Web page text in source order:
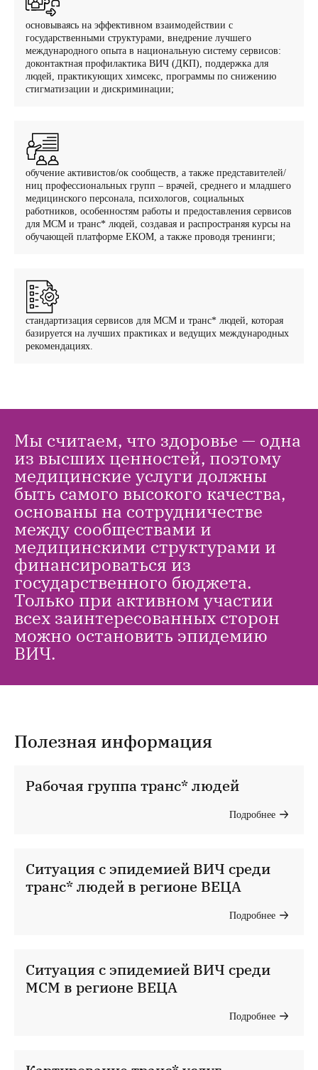
основываясь на эффективном взаимодействии с
государственными структурами, внедрение лучшего
международного опыта в национальную систему сервисов:
доконтактная профилактика ВИЧ (ДКП), поддержка для
людей, практикующих химсекс, программы по снижению
стигматизации и дискриминации;
обучение активистов/ок сообществ, а также представителей/
ниц профессиональных групп – врачей, среднего и младшего
медицинского персонала, психологов, социальных
работников, особенностям работы и предоставления сервисов
для МСМ и транс* людей, создавая и распространяя курсы на
обучающей платформе ЕКОМ, а также проводя тренинги;
стандартизация сервисов для МСМ и транс* людей, которая
базируется на лучших практиках и ведущих международных
рекомендациях.
Мы считаем, что здоровье — одна
из высших ценностей, поэтому
медицинские услуги должны
быть самого высокого качества,
основаны на сотрудничестве
между сообществами и
медицинскими структурами и
финансироваться из
государственного бюджета.
Только при активном участии
всех заинтересованных сторон
можно остановить эпидемию
ВИЧ.
Полезная информация
Рабочая группа транс* людей
Подробнее
Ситуация с эпидемией ВИЧ среди
транс* людей в регионе ВЕЦА
Подробнее
Ситуация с эпидемией ВИЧ среди
МСМ в регионе ВЕЦА
Подробнее